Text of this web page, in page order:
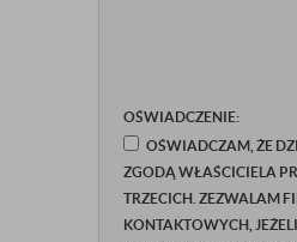
OŚWIADCZENIE:
OŚWIADCZAM, ŻE
ZGODĄ WŁAŚCICIELA
TRZECICH. ZEZWALAM
KONTAKTOWYCH,